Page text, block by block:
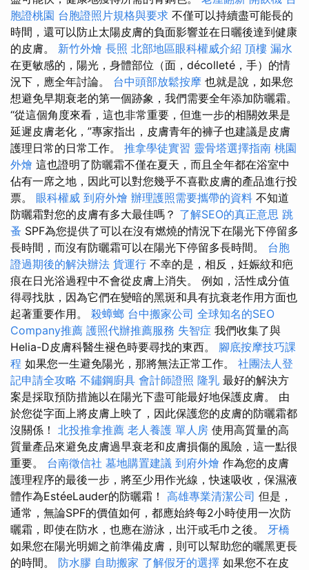
胞證桃園 台胞證照片規格與要求 不僅可以持續盡可能長的
時間，還可以防止太陽皮膚的負面影響並在日曬後達到健康
的皮膚。 新竹外燴 長照 北部地區眼科權威介紹 頂樓 漏水
在更敏感的，陽光，身體部位（面，décolleté，手）的情
況下，應全年討論。 台中頭部放鬆按摩 也就是說，如果您
想避免早期衰老的第一個跡象，我們需要全年添加防曬霜。
“從這個角度來看，這也非常重要，但進一步的相關效果是
延遲皮膚老化，”專家指出，皮膚青年的褲子也建議是皮膚
護理日常的日常工作。 推拿學徒實習 靈骨塔選擇指南 桃園
外燴 這也證明了防曬霜不僅在夏天，而且全年都在浴室中
佔有一席之地，因此可以對您幾乎不喜歡皮膚的產品進行投
票。 眼科權威 到府外燴 辦理護照需要攜帶的資料 不知道
防曬霜對您的皮膚有多大最佳嗎？ 了解SEO的真正意思 跳
蚤 SPF為您提供了可以在沒有燃燒的情況下在陽光下停留多
長時間，而沒有防曬霜可以在陽光下停留多長時間。 台胞
證過期後的解決辦法 貨運行 不幸的是，相反，妊娠紋和疤
痕在日光浴過程中不會從皮膚上消失。 例如，活性成分值
得尋找肽，因為它們在變暗的黑斑和具有抗衰老作用方面也
起著重要作用。 殺蟑螂 台中搬家公司 全球知名的SEO
Company推薦 護照代辦推薦服務 失智症 我們收集了與
Helia-D皮膚科醫生褪色時要尋找的東西。 腳底按摩技巧課
程 如果您一生避免陽光，那將無法正常工作。 社團法人登
記申請全攻略 不鏽鋼廚具 會計師證照 隆乳 最好的解決方
案是採取預防措施以在陽光下盡可能最好地保護皮膚。 由
於您從字面上將皮膚上映了，因此保護您的皮膚的防曬霜都
沒關係！ 北投推拿推薦 老人養護 單人房 使用高質量的高
質量產品來避免皮膚過早衰老和皮膚損傷的風險，這一點很
重要。 台南徵信社 墓地購置建議 到府外燴 作為您的皮膚
護理程序的最後一步，將至少用作光線，快速吸收，保濕液
體作為EstéeLauder的防曬霜！ 高雄專業清潔公司 但是，
通常，無論SPF的價值如何，都應始終每2小時使用一次防
曬霜，即使在防水，也應在游泳，出汗或毛巾之後。 牙橋
如果您在陽光明媚之前準備皮膚，則可以幫助您的曬黑更長
的時間。 防水膠 自助搬家 了解假牙的選擇 如果您不在皮